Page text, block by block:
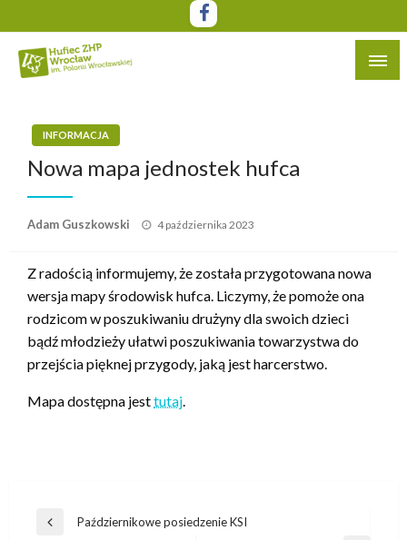
do
treści
Wrocławskiej
INFORMACJA
Nowa mapa jednostek hufca
Adam Guszkowski
Opublikowane
4 października 2023
Z radością informujemy, że została przygotowana nowa
wersja mapy środowisk hufca. Liczymy, że pomoże ona
rodzicom w poszukiwaniu drużyny dla swoich dzieci
bądź młodzieży ułatwi poszukiwania towarzystwa do
przejścia pięknej przygody, jaką jest harcerstwo.
Mapa dostępna jesttutaj.
Nawigacja
PoprzedniPaździernikowe posiedzenie KSI